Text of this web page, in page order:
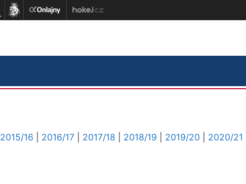
2015/16 2016/17 2017/18 2018/19 2019/20
2020/21